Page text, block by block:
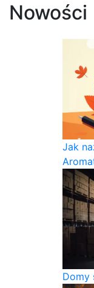
Nowości
Jak
Domy